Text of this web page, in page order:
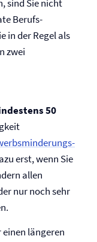
sind Sie nicht
Berufs­
in der Regel als
zwei
50
erst, wenn Sie
allen
nur noch sehr
längeren